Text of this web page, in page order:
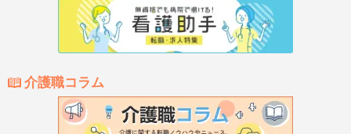
介護職コラム